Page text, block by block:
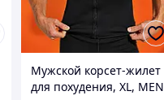
Мужской корсет-жилет
для похудения, XL, MEN